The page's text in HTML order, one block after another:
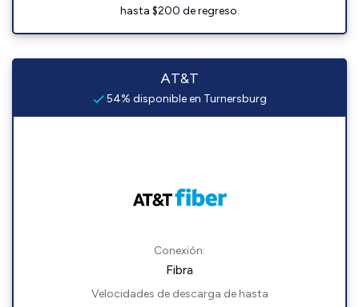
hasta $200 de regreso.
AT&T
54% disponible en Turnersburg
Conexión:
Fibra
Velocidades de descarga de hasta